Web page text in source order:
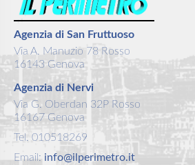
Agenzia di San Fruttuoso
Via A. Manuzio 78 Rosso
16143 Genova
Agenzia di Nervi
Via G. Oberdan 32P Rosso
16167 Genova
Tel. 010518269
Email: info@ilperimetro.it